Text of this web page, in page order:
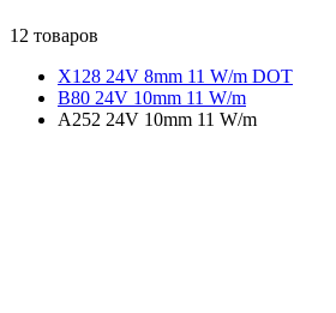
12 товаров
X128 24V 8mm 11 W/m DOT
B80 24V 10mm 11 W/m
A252 24V 10mm 11 W/m